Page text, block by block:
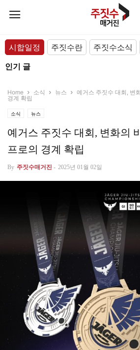
시합일정 주짓수란 주짓수소식
인기 글
Home 소식 뉴스
예거스 주짓수 대회, 변
경계 확립
소식 뉴스
예거스 주짓수 대회, 변화의
프로의 경계 확립
By 주짓수매거진 - 2025년 01월 02일